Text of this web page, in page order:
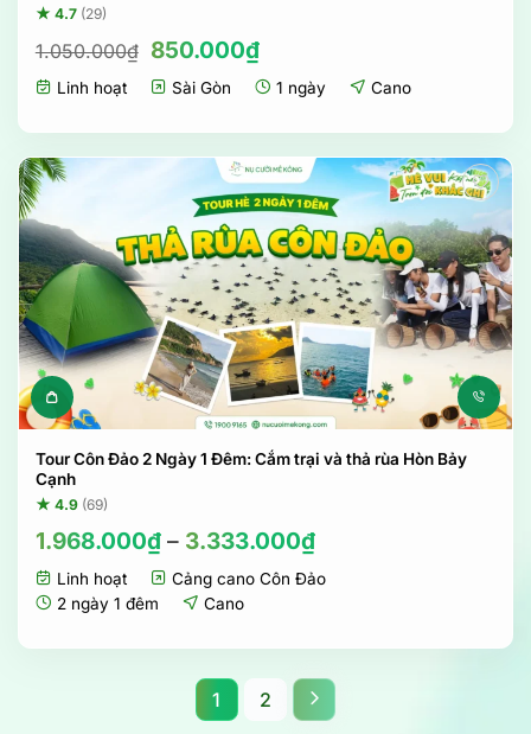
★ 4.7 (29)
1.050.000₫ Giá
là:
850.000₫Giá
hiện
tại
850.000₫.
Linh hoạt Sài Gòn 1 ngày Cano
Sản phẩm này có nhiều
Tour Côn Đảo 2 Ngày 1 Đêm: Cắm trại và thả rùa Hòn Bảy
Cạnh
★ 4.9 (69)
1.968.000₫– 3.333.000₫
Linh hoạt
Cảng cano Côn Đảo
2 ngày 1 đêm
Cano
1 2